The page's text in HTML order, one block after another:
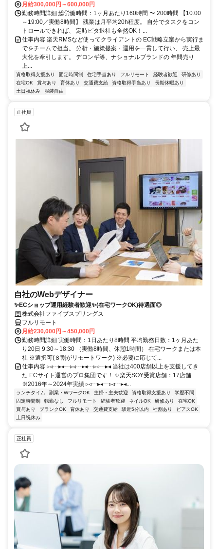
月給300,000円～600,000円
勤務時間詳細 総労働時間：1ヶ月あたり160時間 〜 200時間 【10:00
～19:00／実働8時間】 残業は月平均20h程度。 自分でタスクをコン
トロールできれば、 定時ピタ退社も全然OK！...
仕事内容 楽天RMSなど使ってクライアントの EC戦略立案から実行ま
でをチームで担当。 分析・施策提案・運用を一貫して行い、 売上最
大化を牽引します。 デロンギ等、ナショナルブランドの 年間売り
上...
資格取得支援あり 固定時間制 住宅手当あり フルリモート 経験者歓迎
研修あり
在宅OK
賞与あり 育休あり 交通費支給 資格取得手当あり
長期休暇あり
土日祝休み
服装自由
正社員
自社のWebデザイナー
✨ECショップ運用経験者歓迎✨(在宅ワークOK)待遇面◎
株式会社ファイブスプリングス
フルリモート
月給230,000円～450,000円
勤務時間詳細 実働時間：1日あたり8時間 平均勤務日数：1ヶ月あた
り20日 9:30～18:30 （実働8時間、休憩1時間） 在宅ワークまたは本
社 ※選択可(８割がリモートワーク) ※必要に応じて...
仕事内容 ▹◃┄▸◂┄▹◃┄▸◂┄▹◃┄▸◂ 当社は400店舗以上を支援してき
た ECサイト運営のプロ集団です！ ✨楽天SOY受賞店舗：17店舗
※2016年～2024年実績 ▹◃┄▸◂┄▹◃┄▸◂...
ランチタイム 副業・WワークOK 主婦・主夫歓迎 資格取得支援あり
学歴不問
固定時間制
転勤なし フルリモート 経験者歓迎 ネイルOK 研修あり
在宅OK
賞与あり
ブランクOK 育休あり 交通費支給 駅近5分以内 社割あり
ピアスOK
土日祝休み
正社員